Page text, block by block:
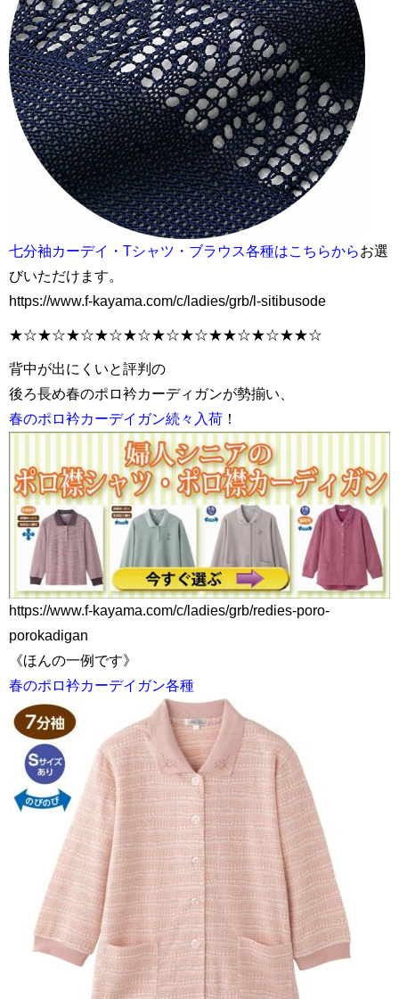
七分袖カーデイ・Tシャツ・ブラウス各種はこちらからお選
びいただけます。
https://www.f-kayama.com/c/ladies/grb/l-sitibusode
★☆★☆★☆★☆★☆★☆★☆★★☆★☆★★☆
背中が出にくいと評判の
後ろ長め春のポロ衿カーディガンが勢揃い、
春のポロ衿カーデイガン続々入荷 ！
https://www.f-kayama.com/c/ladies/grb/redies-poro-
porokadigan
《ほんの一例です》
春のポロ衿カーデイガン各種